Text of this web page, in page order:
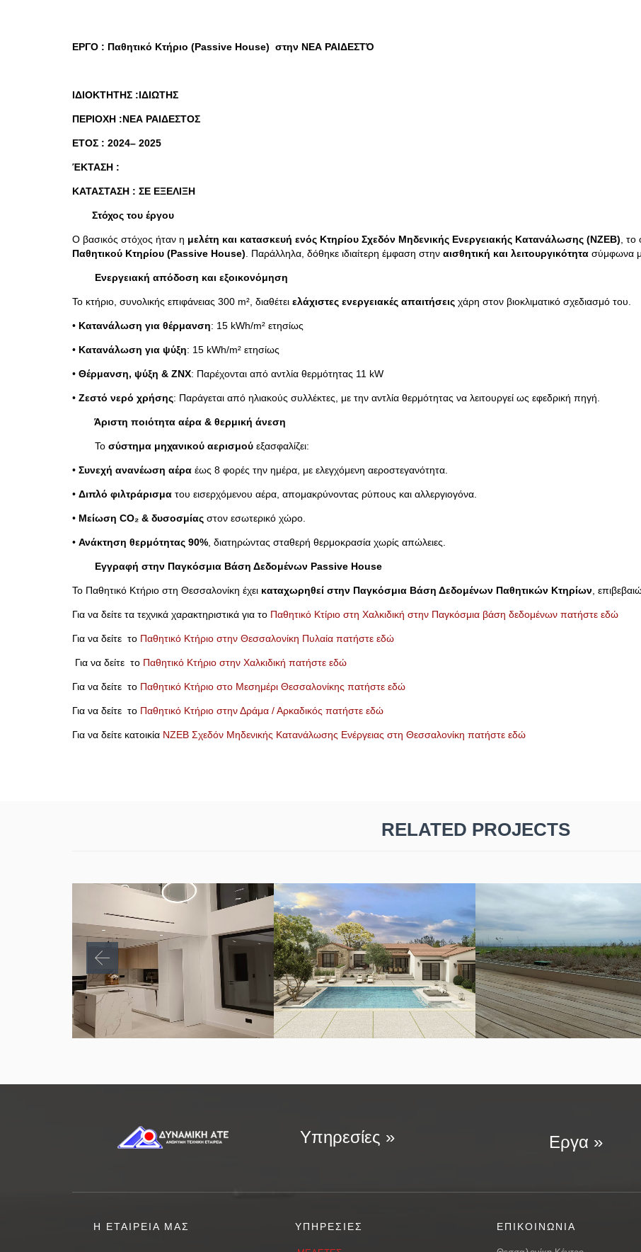
ΕΡΓΟ : Παθητικό Κτήριο (Passive House) στην ΝΕΑ ΡΑΙΔΕΣΤΌ
ΙΔΙΟΚΤΗΤΗΣ :ΙΔΙΩΤΗΣ
ΠΕΡΙΟΧΗ :ΝΕΑ ΡΑΙΔΕΣΤΟΣ
ΕΤΟΣ : 2024– 2025
ΈΚΤΑΣΗ :
ΚΑΤΑΣΤΑΣΗ : ΣΕ ΕΞΕΛΙΞΗ
Στόχος του έργου
Ο βασικός στόχος ήταν η μελέτη και κατασκευή ενός Κτηρίου Σχεδόν Μηδενικής Ενεργειακής Κατανάλωσης (NZEB), το
Παθητικού Κτηρίου (Passive House). Παράλληλα, δόθηκε ιδιαίτερη έμφαση στην αισθητική και λειτουργικότητα σύμφωνα
Ενεργειακή απόδοση και εξοικονόμηση
Το κτήριο, συνολικής επιφάνειας 300 m², διαθέτει ελάχιστες ενεργειακές απαιτήσεις χάρη στον βιοκλιματικό σχεδιασμό του.
• Κατανάλωση για θέρμανση: 15 kWh/m² ετησίως
• Κατανάλωση για ψύξη: 15 kWh/m² ετησίως
• Θέρμανση, ψύξη & ΖΝΧ: Παρέχονται από αντλία θερμότητας 11 kW
• Ζεστό νερό χρήσης: Παράγεται από ηλιακούς συλλέκτες, με την αντλία θερμότητας να λειτουργεί ως εφεδρική πηγή.
Άριστη ποιότητα αέρα & θερμική άνεση
Το σύστημα μηχανικού αερισμού εξασφαλίζει:
• Συνεχή ανανέωση αέρα έως 8 φορές την ημέρα, με ελεγχόμενη αεροστεγανότητα.
• Διπλό φιλτράρισμα του εισερχόμενου αέρα, απομακρύνοντας ρύπους και αλλεργιογόνα.
• Μείωση CO₂ & δυσοσμίας στον εσωτερικό χώρο.
• Ανάκτηση θερμότητας 90%, διατηρώντας σταθερή θερμοκρασία χωρίς απώλειες.
Εγγραφή στην Παγκόσμια Βάση Δεδομένων Passive House
Το Παθητικό Κτήριο στη Θεσσαλονίκη έχει καταχωρηθεί στην Παγκόσμια Βάση Δεδομένων Παθητικών Κτηρίων,
Για να δείτε τα τεχνικά χαρακτηριστικά για το Παθητικό Κτίριο στη Χαλκιδική στην Παγκόσμια βάση δεδομένων πατήστε εδώ
Για να δείτε το Παθητικό Κτήριο στην Θεσσαλονίκη Πυλαία πατήστε εδώ
Για να δείτε το Παθητικό Κτήριο στην Χαλκιδική πατήστε εδώ
Για να δείτε το Παθητικό Κτήριο στο Μεσημέρι Θεσσαλονίκης πατήστε εδώ
Για να δείτε το Παθητικό Κτήριο στην Δράμα / Αρκαδικός πατήστε εδώ
Για να δείτε κατοικία ΝΖΕΒ Σχεδόν Μηδενικής Κατανάλωσης Ενέργειας στη Θεσσαλονίκη πατήστε εδώ
RELATED PROJECTS
Υπηρεσίες » Εργα »
Η ΕΤΑΙΡΕΙΑ ΜΑΣ ΥΠΗΡΕΣΙΕΣ ΕΠΙΚΟΙΝΩΝΙΑ